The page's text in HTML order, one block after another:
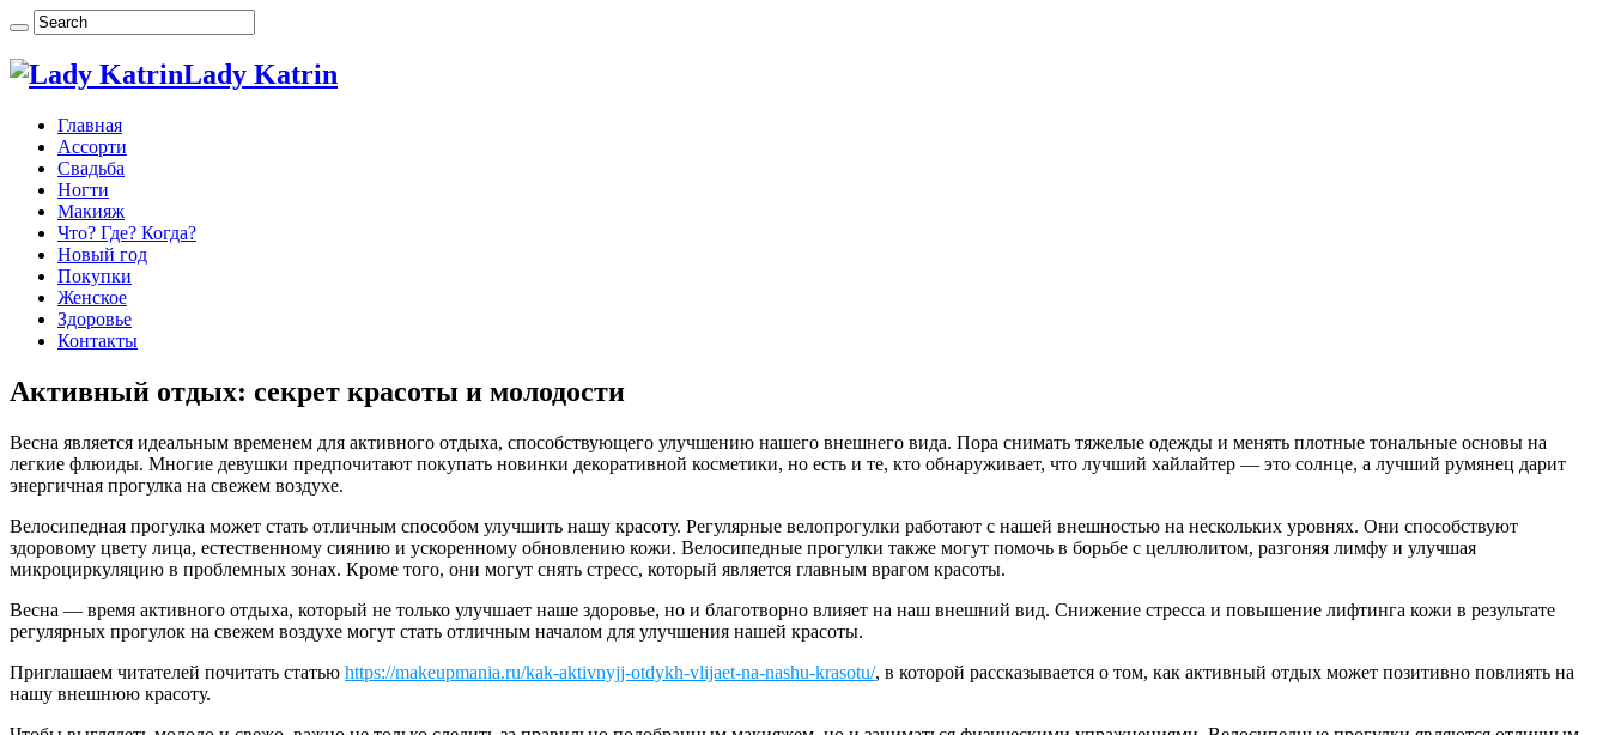
Lady Katrin
Главная
Ассорти
Свадьба
Ногти
Макияж
Что? Где? Когда?
Новый год
Покупки
Женское
Здоровье
Контакты
Активный отдых: секрет красоты и молодости
Весна является идеальным временем для активного отдыха, способствующего улучшению нашего внешнего вида. Пора снимать тяжелые одежды и менять плотные тональные основы на
легкие флюиды. Многие девушки предпочитают покупать новинки декоративной косметики, но есть и те, кто обнаруживает, что лучший хайлайтер — это солнце, а лучший румянец дарит
энергичная прогулка на свежем воздухе.
Велосипедная прогулка может стать отличным способом улучшить нашу красоту. Регулярные велопрогулки работают с нашей внешностью на нескольких уровнях. Они способствуют
здоровому цвету лица, естественному сиянию и ускоренному обновлению кожи. Велосипедные прогулки также могут помочь в борьбе с целлюлитом, разгоняя лимфу и улучшая
микроциркуляцию в проблемных зонах. Кроме того, они могут снять стресс, который является главным врагом красоты.
Весна — время активного отдыха, который не только улучшает наше здоровье, но и благотворно влияет на наш внешний вид. Снижение стресса и повышение лифтинга кожи в результате
регулярных прогулок на свежем воздухе могут стать отличным началом для улучшения нашей красоты.
Приглашаем читателей почитать статью https://makeupmania.ru/kak-aktivnyjj-otdykh-vlijaet-na-nashu-krasotu/, в которой рассказывается о том, как активный отдых может позитивно повлиять на
нашу внешнюю красоту.